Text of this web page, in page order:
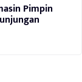
Pimpin